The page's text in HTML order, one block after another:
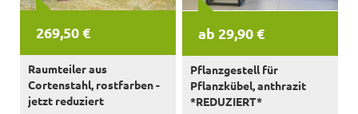
269,50 €
Raumteiler aus
Cortenstahl, rostfarben -
jetzt reduziert
ab 29,90 €
Pflanzgestell für
Pflanzkübel, anthrazit
*REDUZIERT*